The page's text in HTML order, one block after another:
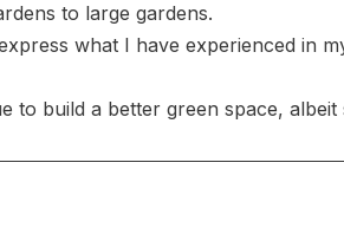
to large gardens.
what I have experienced in
to build a better green space, albeit